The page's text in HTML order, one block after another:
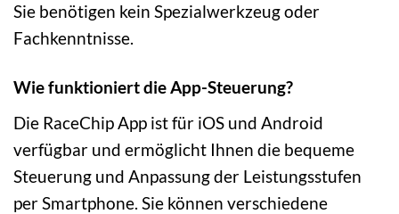
Sie benötigen kein Spezialwerkzeug oder
Fachkenntnisse.
Wie funktioniert die App-Steuerung?
Die RaceChip App ist für iOS und Android
verfügbar und ermöglicht Ihnen die bequeme
Steuerung und Anpassung der Leistungsstufen
per Smartphone. Sie können verschiedene